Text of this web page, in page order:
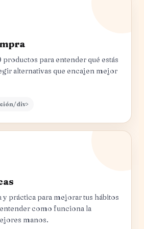
productos para entender qué estás
alternativas que encajen mejor
div>
práctica para mejorar tus hábitos
como funciona la
manos.